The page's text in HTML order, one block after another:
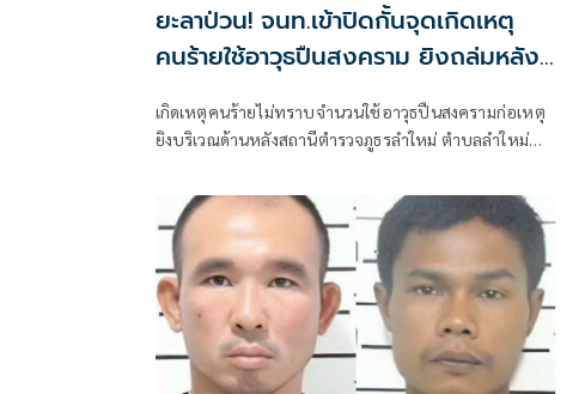
ยะลาป่วน! จนท.เข้าปิดกั้นจุดเกิดเหตุ
คนร้ายใช้อาวุธปืนสงคราม ยิงถล่มหลัง
เกิดเหตุคนร้ายไม่ทราบจำนวนใช้อาวุธปืนสงครามก่อเหตุ
ยิงบริเวณด้านหลังสถานีตำรวจภูธรลำใหม่ ตำบลลำใหม่